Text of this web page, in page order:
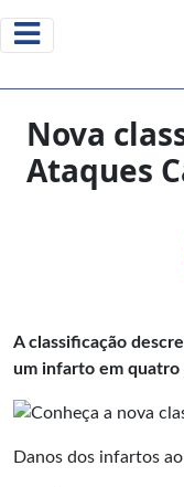
Nova
Ataques
A classificação
um infarto em quatro
Danos dos infartos